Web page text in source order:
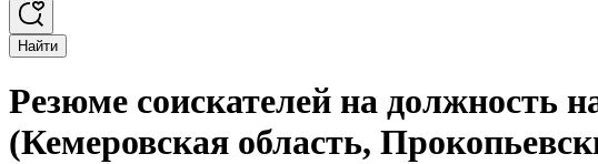
Найти
Резюме соискателей на должность
(Кемеровская область,